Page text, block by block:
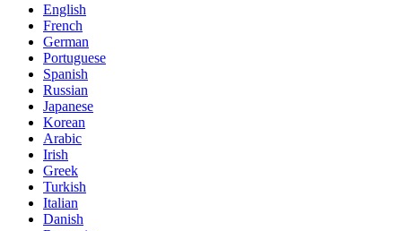
English
French
German
Portuguese
Spanish
Russian
Japanese
Korean
Arabic
Irish
Greek
Turkish
Italian
Danish